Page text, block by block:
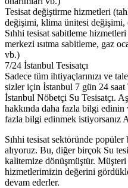
Tesisat değiştirme hizmetleri
değişimi, klima ünitesi
Sıhhi tesisat sabitleme
merkezi ısıtma sabitleme, gaz
vb.)
7/24 İstanbul Tesisatçı
Sadece tüm ihtiyaçlarınızı ve
sizler için İstanbul 7 gün 24 saat
İstanbul Nöbetçi Su Tesisatçı.
hakkında daha fazla bilgi
fazla bilgi edinmek istiyorsanız
Sıhhi tesisat sektöründe
alıyoruz. Bu, diğer birçok Su
kalitemize dönüşmüştür. Müşteri
hizmetlerimizin değerini
devam ederler.